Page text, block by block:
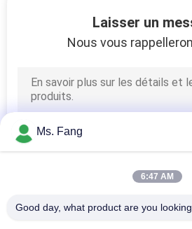
Laisser un
Nous vous
Ms. Fang
6:47 AM
Good day, what product are you